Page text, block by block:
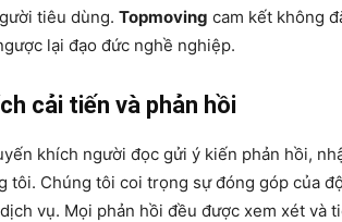
tiêu dùng. Topmoving cam kết không
lại đạo đức nghề nghiệp.
cải tiến và phản hồi
khích người đọc gửi ý kiến phản hồi,
tôi. Chúng tôi coi trọng sự đóng góp của
vụ. Mọi phản hồi đều được xem xét và